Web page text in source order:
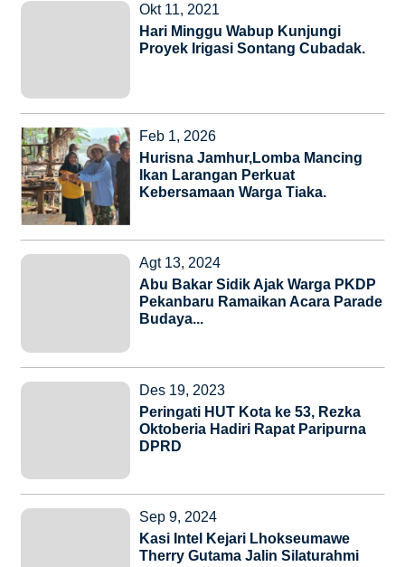
Okt 11, 2021
Hari Minggu Wabup Kunjungi
Proyek Irigasi Sontang Cubadak.
Feb 1, 2026
Hurisna Jamhur,Lomba Mancing
Ikan Larangan Perkuat
Kebersamaan Warga Tiaka.
Agt 13, 2024
Abu Bakar Sidik Ajak Warga PKDP
Pekanbaru Ramaikan Acara Parade
Budaya...
Des 19, 2023
Peringati HUT Kota ke 53, Rezka
Oktoberia Hadiri Rapat Paripurna
DPRD
Sep 9, 2024
Kasi Intel Kejari Lhokseumawe
Therry Gutama Jalin Silaturahmi